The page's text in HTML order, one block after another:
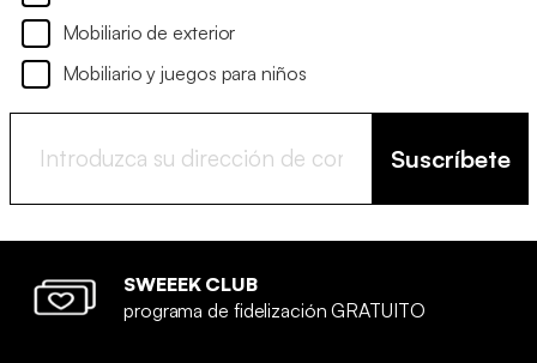
Mobiliario de exterior
Mobiliario y juegos para niños
Suscríbete
SWEEEK CLUB
programa de fidelización GRATUITO